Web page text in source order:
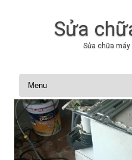
Sửa
Sửa chữa
Skip to content